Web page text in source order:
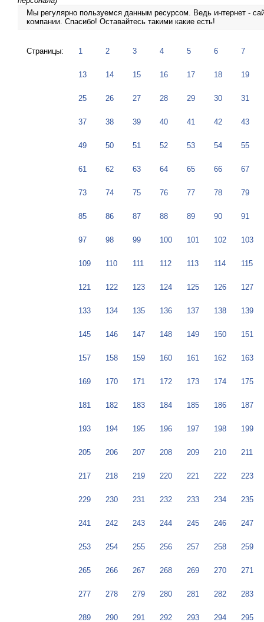
Мы регулярно пользуемся данным ресурсом. Ведь интернет -
компании. Спасибо! Оставайтесь такими какие есть!
Страницы: 1 2 3 4 5 6 7
13 14 15 16 17 18 19
25 26 27 28 29 30 31
37 38 39 40 41 42 43
49 50 51 52 53 54 55
61 62 63 64 65 66 67
73 74 75 76 77 78 79
85 86 87 88 89 90 91
97 98 99 100 101 102 103
109 110 111 112 113 114 115
121 122 123 124 125 126 127
133 134 135 136 137 138 139
145 146 147 148 149 150 151
157 158 159 160 161 162 163
169 170 171 172 173 174 175
181 182 183 184 185 186 187
193 194 195 196 197 198 199
205 206 207 208 209 210 211
217 218 219 220 221 222 223
229 230 231 232 233 234 235
241 242 243 244 245 246 247
253 254 255 256 257 258 259
265 266 267 268 269 270 271
277 278 279 280 281 282 283
289 290 291 292 293 294 295